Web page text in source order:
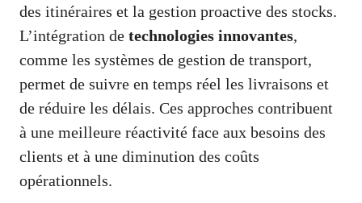
des itinéraires et la gestion proactive des stocks.
L’intégration de technologies innovantes,
comme les systèmes de gestion de transport,
permet de suivre en temps réel les livraisons et
de réduire les délais. Ces approches contribuent
à une meilleure réactivité face aux besoins des
clients et à une diminution des coûts
opérationnels.